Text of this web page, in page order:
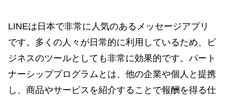
LINEは日本で非常に人気のあるメッセージアプリ
です。多くの人々が日常的に利用しているため、ビ
ジネスのツールとしても非常に効果的です。パート
ナーシッププログラムとは、他の企業や個人と提携
し、商品やサービスを紹介することで報酬を得る仕